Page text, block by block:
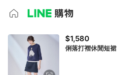
$1,580
俐落打褶休閒短裙